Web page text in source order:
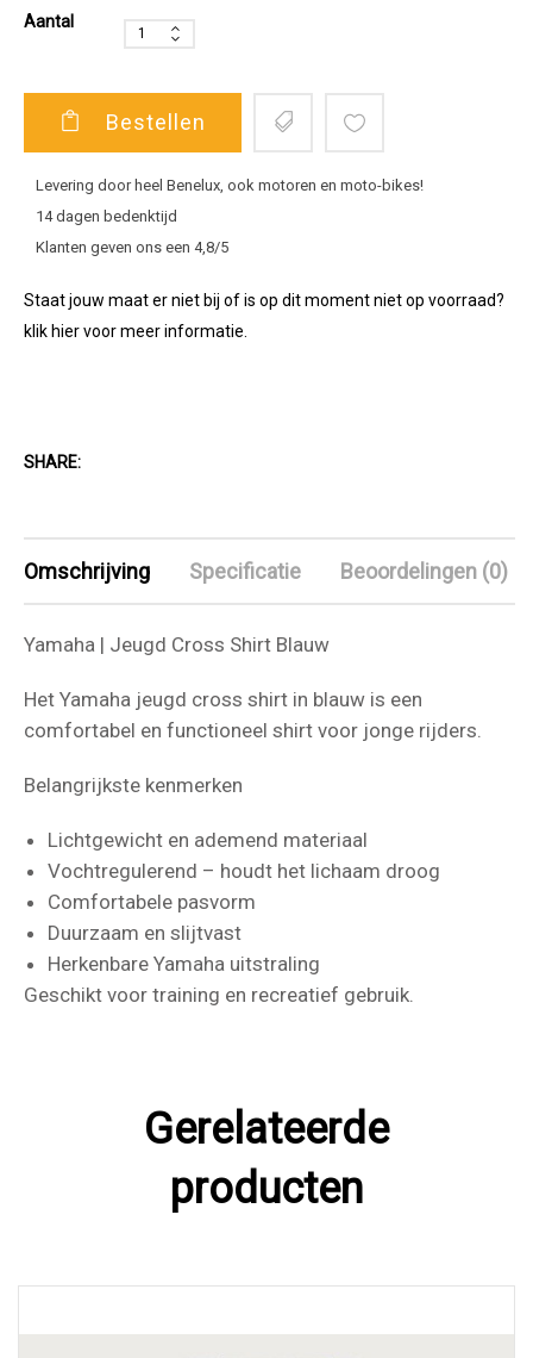
Aantal
Bestellen
Levering door heel Benelux, ook motoren en moto-bikes!
14 dagen bedenktijd
Klanten geven ons een 4,8/5
Staat jouw maat er niet bij of is op dit moment niet op voorraad?
klik hier voor meer informatie.
SHARE:
Omschrijving Specificatie Beoordelingen (0)
Yamaha | Jeugd Cross Shirt Blauw
Het Yamaha jeugd cross shirt in blauw is een
comfortabel en functioneel shirt voor jonge rijders.
Belangrijkste kenmerken
Lichtgewicht en ademend materiaal
Vochtregulerend – houdt het lichaam droog
Comfortabele pasvorm
Duurzaam en slijtvast
Herkenbare Yamaha uitstraling
Geschikt voor training en recreatief gebruik.
Gerelateerde
producten